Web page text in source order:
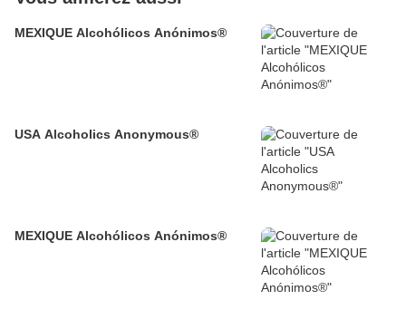
MEXIQUE Alcohólicos Anónimos®
USA Alcoholics Anonymous®
MEXIQUE Alcohólicos Anónimos®